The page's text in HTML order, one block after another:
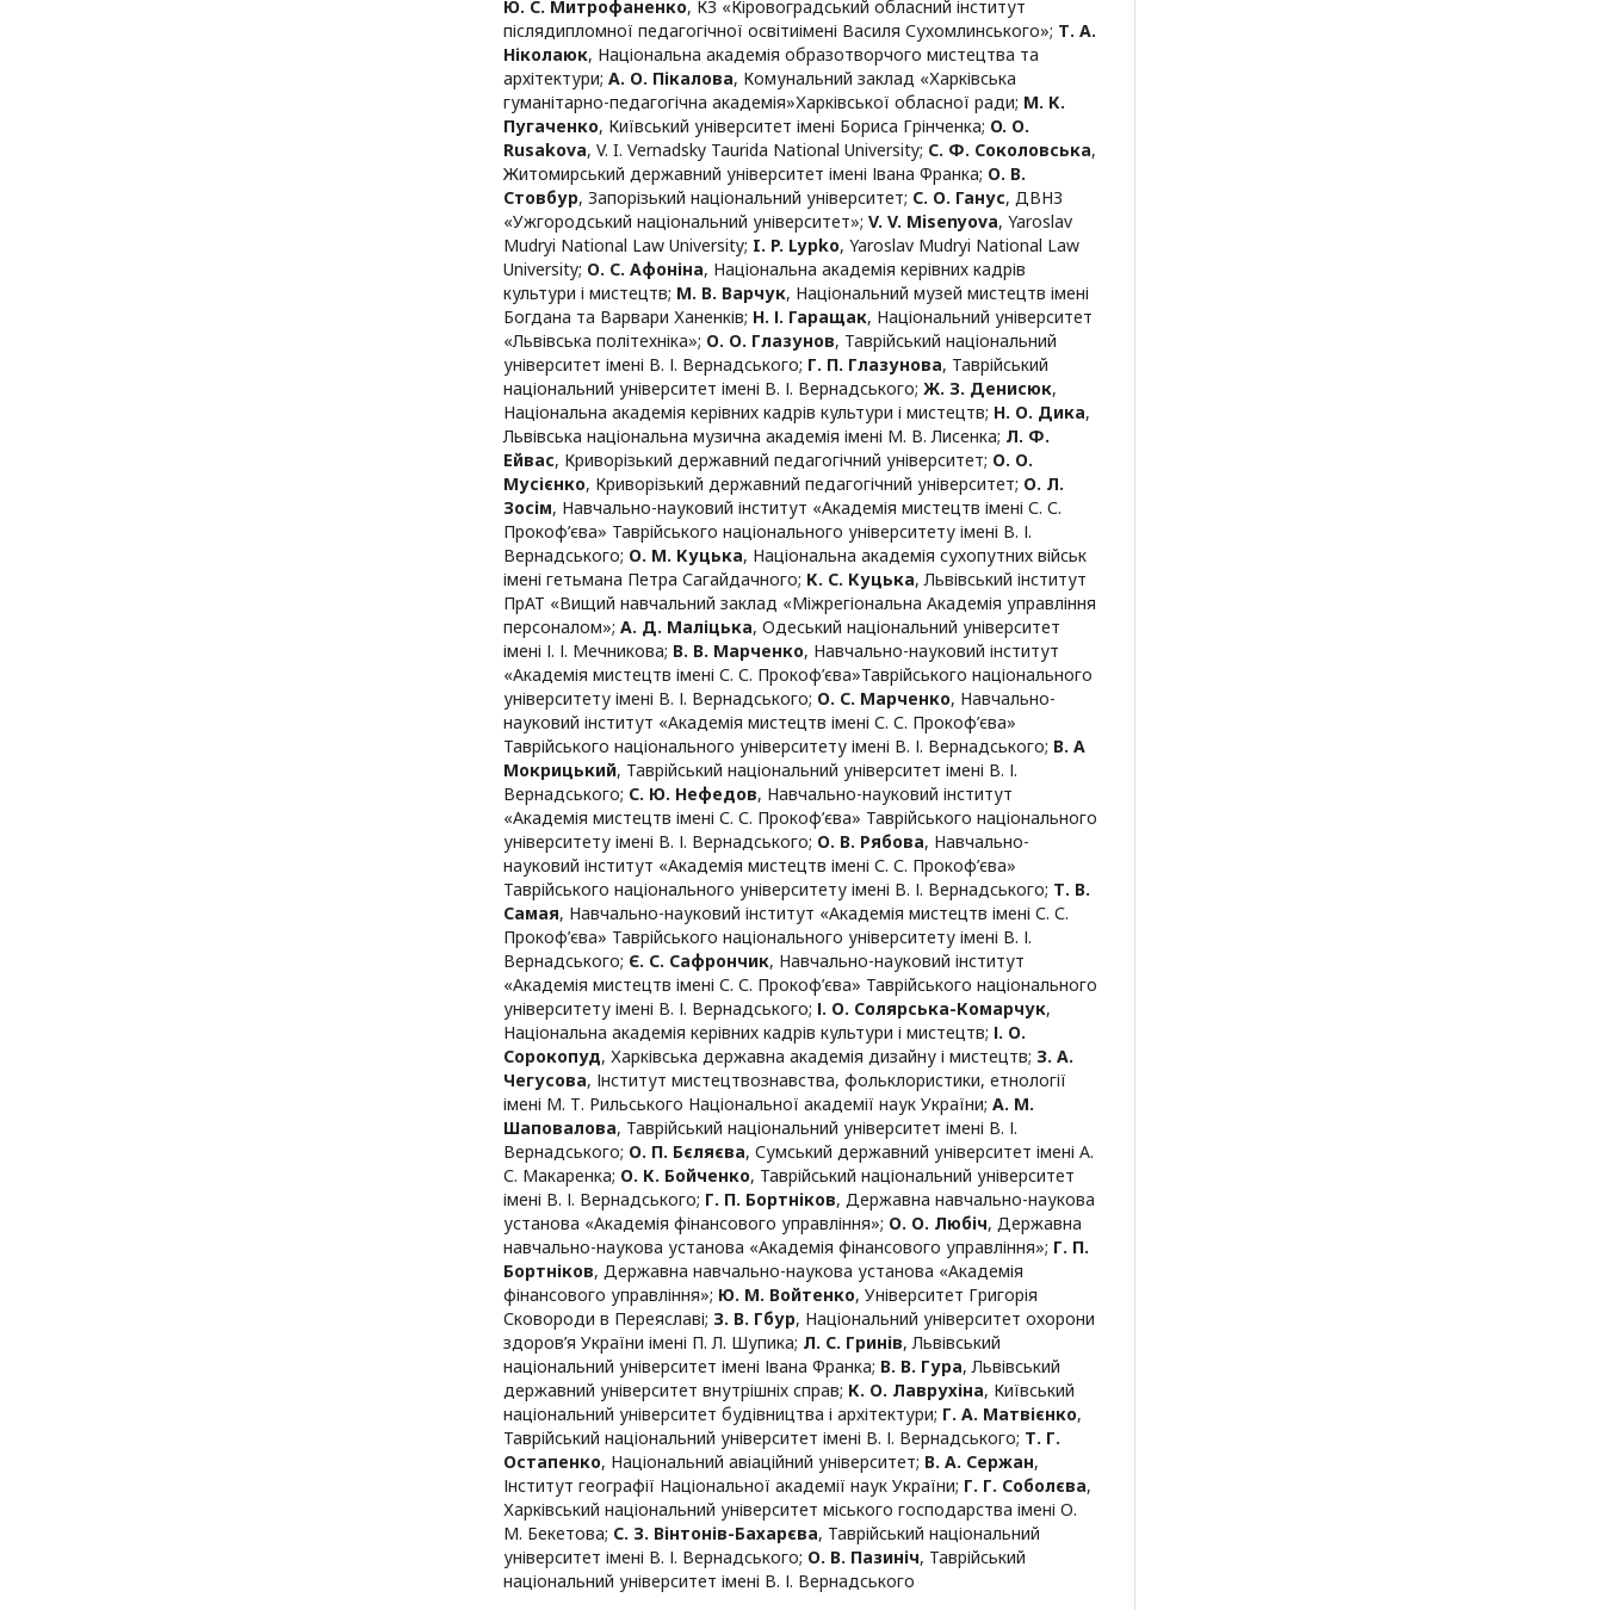
Ю. С. Митрофаненко, КЗ «Кіровоградський обласний інститут
післядипломної педагогічної освітиімені Василя Сухомлинського»; Т. А.
Ніколаюк, Національна академія образотворчого мистецтва та
архітектури; А. О. Пікалова, Комунальний заклад «Харківська
гуманітарно-педагогічна академія»Харківської обласної ради; М. К.
Пугаченко, Київський університет імені Бориса Грінченка; O. О.
Rusakova, V. I. Vernadsky Taurida National University; С. Ф. Соколовська,
Житомирський державний університет імені Івана Франка; О. В.
Стовбур, Запорізький національний університет; С. О. Ганус, ДВНЗ
«Ужгородський національний університет»; V. V. Misenyova, Yaroslav
Mudryi National Law University; I. P. Lypko, Yaroslav Mudryi National Law
University; О. С. Афоніна, Національна академія керівних кадрів
культури і мистецтв; М. В. Варчук, Національний музей мистецтв імені
Богдана та Варвари Ханенків; Н. І. Гаращак, Національний університет
«Львівська політехніка»; О. О. Глазунов, Таврійський національний
університет імені В. І. Вернадського; Г. П. Глазунова, Таврійський
національний університет імені В. І. Вернадського; Ж. З. Денисюк,
Національна академія керівних кадрів культури і мистецтв; Н. О. Дика,
Львівська національна музична академія імені М. В. Лисенка; Л. Ф.
Ейвас, Криворізький державний педагогічний університет; О. О.
Мусієнко, Криворізький державний педагогічний університет; О. Л.
Зосім, Навчально-науковий інститут «Академія мистецтв імені С. С.
Прокоф’єва» Таврійського національного університету імені В. І.
Вернадського; О. М. Куцька, Національна академія сухопутних військ
імені гетьмана Петра Сагайдачного; К. С. Куцька,Львівський інститут
ПрАТ «Вищий навчальний заклад «Міжрегіональна Академія управління
персоналом»; А. Д. Маліцька, Одеський національний університет
імені І. І. Мечникова; В. В. Марченко, Навчально-науковий інститут
«Академія мистецтв імені С. С. Прокоф’єва»Таврійського національного
університету імені В. І. Вернадського; О. С. Марченко, Навчально-
науковий інститут «Академія мистецтв імені С. С. Прокоф’єва»
Таврійського національного університету імені В. І. Вернадського; В. А
Мокрицький, Таврійський національний університет імені В. І.
Вернадського; С. Ю. Нефедов, Навчально-науковий інститут
«Академія мистецтв імені С. С. Прокоф’єва» Таврійського національного
університету імені В. І. Вернадського; О. В. Рябова, Навчально-
науковий інститут «Академія мистецтв імені С. С. Прокоф’єва»
Таврійського національного університету імені В. І. Вернадського; Т. В.
Самая, Навчально-науковий інститут «Академія мистецтв імені С. С.
Прокоф’єва» Таврійського національного університету імені В. І.
Вернадського; Є. С. Сафрончик, Навчально-науковий інститут
«Академія мистецтв імені С. С. Прокоф’єва» Таврійського національного
університету імені В. І. Вернадського; І. О. Солярська-Комарчук,
Національна академія керівних кадрів культури і мистецтв; І. О.
Сорокопуд, Харківська державна академія дизайну і мистецтв; З. А.
Чегусова, Інститут мистецтвознавства, фольклористики, етнології
імені М. Т. Рильського Національної академії наук України; А. М.
Шаповалова, Таврійський національний університет імені В. І.
Вернадського; О. П. Бєляєва, Сумський державний університет імені А.
С. Макаренка; О. К. Бойченко, Таврійський національний університет
імені В. І. Вернадського; Г. П. Бортніков, Державна навчально-наукова
установа «Академія фінансового управління»; О. О. Любіч, Державна
навчально-наукова установа «Академія фінансового управління»; Г. П.
Бортніков, Державна навчально-наукова установа «Академія
фінансового управління»; Ю. М. Войтенко, Університет Григорія
Сковороди в Переяславі; З. В. Гбур, Національний університет охорони
здоров’я України імені П. Л. Шупика; Л. С. Гринів,Львівський
національний університет імені Івана Франка; В. В. Гура,Львівський
державний університет внутрішніх справ; К. О. Лаврухіна, Київський
національний університет будівництва і архітектури; Г. А. Матвієнко,
Таврійський національний університет імені В. І. Вернадського; Т. Г.
Остапенко, Національний авіаційний університет; В. А. Сержан,
Інститут географії Національної академії наук України; Г. Г. Соболєва,
Харківський національний університет міського господарства імені О.
М. Бекетова; С. З. Вінтонів-Бахарєва, Таврійський національний
університет імені В. І. Вернадського; О. В. Пазиніч, Таврійський
національний університет імені В. І. Вернадського